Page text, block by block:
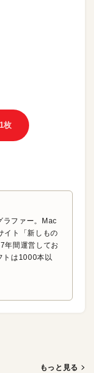
1枚
ラファー。Mac
イト「新しもの
年間運営してお
トは1000本以
もっと見る